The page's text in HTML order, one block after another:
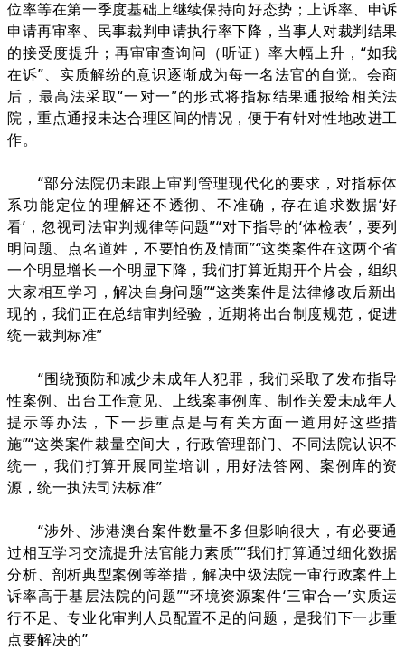
位率等在第一季度基础上继续保持向好态势；上诉率、申诉
申请再审率、民事裁判申请执行率下降，当事人对裁判结果
的接受度提升；再审审查询问（听证）率大幅上升，“如我
在诉”、实质解纷的意识逐渐成为每一名法官的自觉。会商
后，最高法采取“一对一”的形式将指标结果通报给相关法
院，重点通报未达合理区间的情况，便于有针对性地改进工
作。
“部分法院仍未跟上审判管理现代化的要求，对指标体
系功能定位的理解还不透彻、不准确，存在追求数据‘好
看’，忽视司法审判规律等问题”“对下指导的‘体检表’，要列
明问题、点名道姓，不要怕伤及情面”“这类案件在这两个省
一个明显增长一个明显下降，我们打算近期开个片会，组织
大家相互学习，解决自身问题”“这类案件是法律修改后新出
现的，我们正在总结审判经验，近期将出台制度规范，促进
统一裁判标准”
“围绕预防和减少未成年人犯罪，我们采取了发布指导
性案例、出台工作意见、上线案事例库、制作关爱未成年人
提示等办法，下一步重点是与有关方面一道用好这些措
施”“这类案件裁量空间大，行政管理部门、不同法院认识不
统一，我们打算开展同堂培训，用好法答网、案例库的资
源，统一执法司法标准”
“涉外、涉港澳台案件数量不多但影响很大，有必要通
过相互学习交流提升法官能力素质”“我们打算通过细化数据
分析、剖析典型案例等举措，解决中级法院一审行政案件上
诉率高于基层法院的问题”“环境资源案件‘三审合一’实质运
行不足、专业化审判人员配置不足的问题，是我们下一步重
点要解决的”